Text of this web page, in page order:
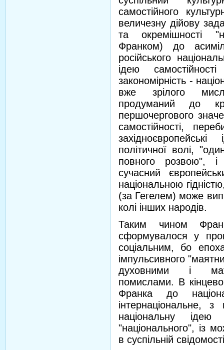
самостійного
величезну дійову
та окремішності
Франком) до
російського
ідею
закономірність -
вже зрілого
продуманий до
першочергового
самостійності,
політичної волі,
повного розвою",
сучасний
національною
(за Гегелем) може
колі інших народів.
Таким чином
сформувалося у
соціальним, бо
імпульсивного
духовними і
помислами. В
Франка до
інтернаціональне, з
національну ідею
"національного", із
в суспільній